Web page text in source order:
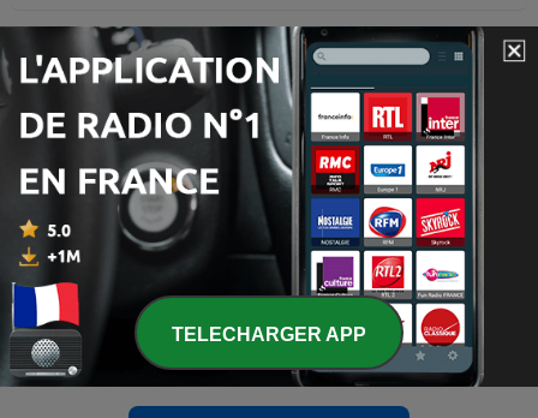
NRC Vandaag tipt: Van Mozart tot Bob Dylan,
wordt muziek echt steeds simpeler? |
Onbehaarde Apen
In deze aflevering van Onbehaarde Apen bespreken de presentatoren hun favoriete nummers aller tijden en onderzoeken ze de stelling dat muziek minder complex wordt. Ze analyseren werken van Jeff Buckley, Gorillaz en Amy Winehouse in relatie tot computationele muziekwetenschap en onderzoek naar de afname van melodische complexiteit. Verder gaat het gesprek over de methodiek van netwerkanalyse in muziek, de invloed van algoritmes op versimpeling en de beperkingen van eurocentrische datasets. De discussie eindigt bij de vraag of muzikale kwaliteit een wiskundige waarde kan hebben of dat het fundamenteel een gevoelskwestie blijft.
03 août 2026
2016
Trans en gevlucht uit de VS: 'Mensen worden
aangemoedigd ons te haten' | Pride-special
Deze podcast van NRC vertelt het verhaal van vier trans personen die de Verenigde Staten hebben ontvlucht om in Nederland een veiliger leven op te bouwen. In de context van de tweede termijn van Donald Trump en de invoering van restrictieve wetgeving, zoals Project 2025, ervaren zij een toenemende dreiging voor hun veiligheid en identiteit. De aflevering volgt Ruby, Halsey, Ash en Valeria tijdens een ontmoeting in Amsterdam. De makers onderzoeken de motivaties achter hun migratie, de realiteit van het asielproces op Schiphol en de uitdagingen in opvangcentra zoals Ter Apel. Hoewel Nederland wordt gezien als een veiliger alternatief waar men vrijer naar het toilet kan gaan zonder angst voor geweld, beschrijven de getuigen ook incidenten van agressie en de voortdurende strijd voor volledende acceptatie.
31 juil. 2026
2015 -
De Chinese Yanzi checkte zichzelf in bij een
conversiekliniek | Pride-special
In deze aflevering van NRC het verhaal van vandaag bespreekt China-correspondent Tabitha Speelman de complexe en tegenstrijdige situatie van LHBTI'ers in China. Aan de hand van het persoonlijke verhaal van activist Yen Chi, die nu in Den Haag woont, wordt een beeld geschetst van een periode van vooruitgang die onder druk is komen te staan door toenemende censuur en politieke controle onder president Xi Jinping. De podcast belicht een historisch keerpunt waarbij een rechtszaak tegen conversietherapie leidde tot een krachtig juridisch oordeel, maar laat ook zien hoe de ruimte voor burgerrechten en onafhankelijke organisaties in China de afgelopen jaren drastisch is ingeperkt. Het verhaal biedt een diepgaand inzicht in de strijd tussen individuele juridische overwinningen en de bredere politieke repressie binnen het Chinese staatsapparaat.
30 juil. 2026
TELECHARGER APP